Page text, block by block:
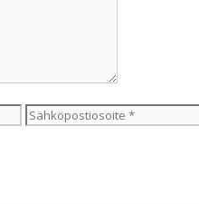
Sähköpostiosoite